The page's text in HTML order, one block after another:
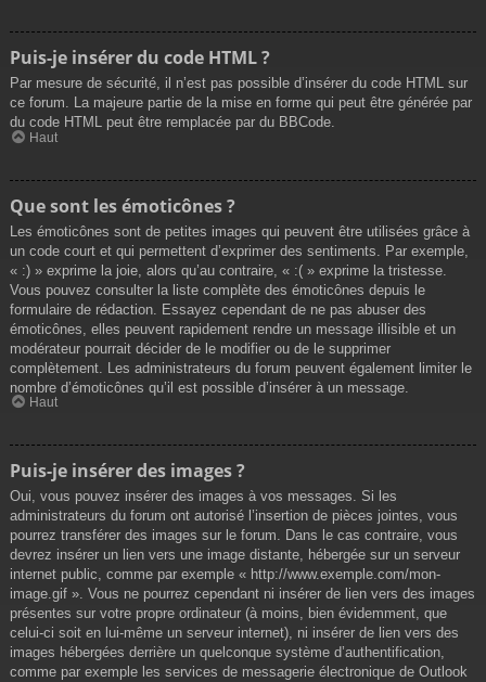
Puis-je insérer du code HTML ?
Par mesure de sécurité, il n’est pas possible d’insérer du code HTML sur
ce forum. La majeure partie de la mise en forme qui peut être générée par
du code HTML peut être remplacée par du BBCode.
Haut
Que sont les émoticônes ?
Les émoticônes sont de petites images qui peuvent être utilisées grâce à
un code court et qui permettent d’exprimer des sentiments. Par exemple,
« :) » exprime la joie, alors qu’au contraire, « :( » exprime la tristesse.
Vous pouvez consulter la liste complète des émoticônes depuis le
formulaire de rédaction. Essayez cependant de ne pas abuser des
émoticônes, elles peuvent rapidement rendre un message illisible et un
modérateur pourrait décider de le modifier ou de le supprimer
complètement. Les administrateurs du forum peuvent également limiter le
nombre d’émoticônes qu’il est possible d’insérer à un message.
Haut
Puis-je insérer des images ?
Oui, vous pouvez insérer des images à vos messages. Si les
administrateurs du forum ont autorisé l’insertion de pièces jointes, vous
pourrez transférer des images sur le forum. Dans le cas contraire, vous
devrez insérer un lien vers une image distante, hébergée sur un serveur
internet public, comme par exemple « http://www.exemple.com/mon-
image.gif ». Vous ne pourrez cependant ni insérer de lien vers des images
présentes sur votre propre ordinateur (à moins, bien évidemment, que
celui-ci soit en lui-même un serveur internet), ni insérer de lien vers des
images hébergées derrière un quelconque système d’authentification,
comme par exemple les services de messagerie électronique de Outlook